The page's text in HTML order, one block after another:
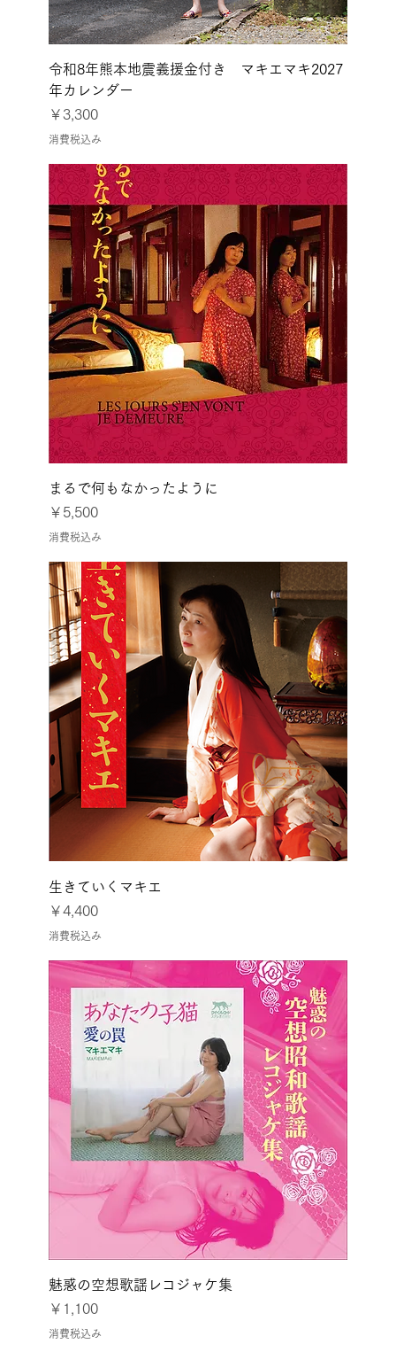
令和8年熊本地震義援金付き マキエマキ2027
年カレンダー
価格
￥3,300
消費税込み
まるで何もなかったように
価格
￥5,500
消費税込み
生きていくマキエ
価格
￥4,400
消費税込み
魅惑の空想歌謡レコジャケ集
価格
￥1,100
消費税込み